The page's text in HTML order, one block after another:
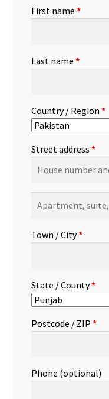
First name *
Last name *
Country / Region *
Street address *
suite,
etc.(optional)
Town / City*
State / County*
Postcode / ZIP *
Phone (optional)